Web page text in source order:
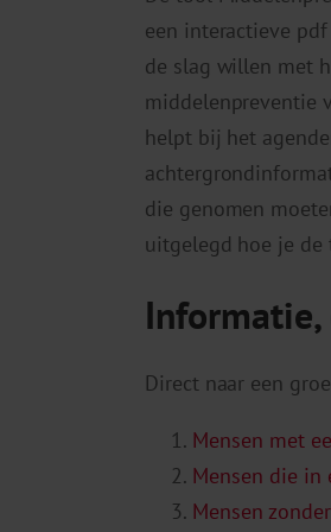
een interactieve
de slag willen met
middelenpreventie
helpt bij het
die genomen
uitgelegd hoe je
Direct naar een
Mensen met
Mensen die
Mensen